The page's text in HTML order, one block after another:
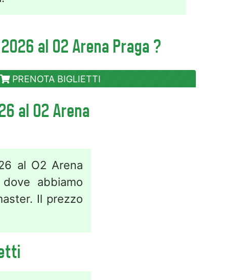
al O2 Arena Praga ?
PRENOTA BIGLIETTI
al O2 Arena
al O2 Arena
abbiamo
Il prezzo